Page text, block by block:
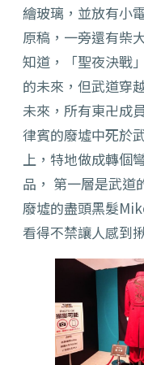
繪玻璃，並放有小
原稿，一旁還有柴
知道，「聖夜決戰
的未來，但武道穿
未來，所有東卍成
律賓的廢墟中死於
上，特地做成轉個
品， 第一層是武道
廢墟的盡頭黑髮
看得不禁讓人感到